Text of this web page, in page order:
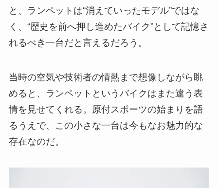
と、ランペットは“消えていったモデル”ではな
く、“歴史を前へ押し進めたバイク”として記憶さ
れるべき一台だと言えるだろう。
当時の空気や技術者の情熱まで想像しながら眺
めると、ランペットというバイクはまた違う表
情を見せてくれる。原付スポーツの始まりを語
るうえで、この小さな一台は今もなお魅力的な
存在なのだ。